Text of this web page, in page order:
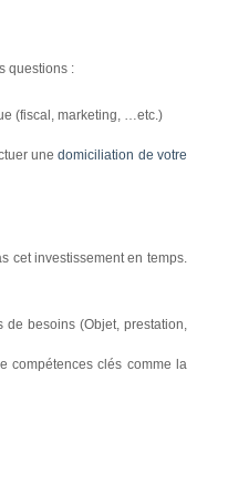
questions :
(fiscal, marketing, …etc.)
unedomiciliation de votre
cet investissement en temps.
besoins (Objet, prestation,
compétences clés comme la